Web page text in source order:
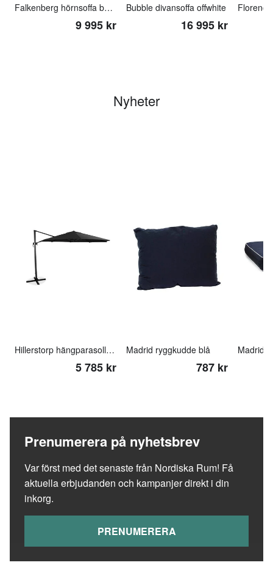
Falkenberg hörnsoffa beige
9 995 kr
Bubble divansoffa offwhite
16 995 kr
Nyheter
Hillerstorp hängparasoll 350cm svart
5 785 kr
Madrid ryggkudde blå
787 kr
Prenumerera på nyhetsbrev
Var först med det senaste från Nordiska Rum! Få
aktuella erbjudanden och kampanjer direkt i din
inkorg.
PRENUMERERA